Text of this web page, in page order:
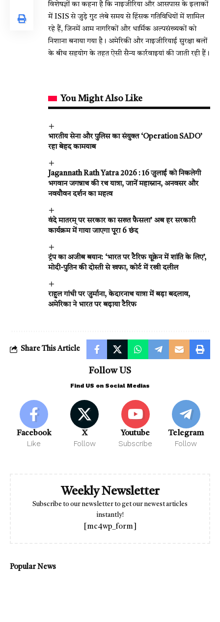
विशेषज्ञों का कहना है कि नाइजीरिया और आसपास के इलाकों
में ISIS से जुड़े गुट लंबे समय से हिंसक गतिविधियों में शामिल
रहे हैं, जिनमें आम नागरिकों और धार्मिक अल्पसंख्यकों को
निशाना बनाया गया है। अमेरिकी और नाइजीरियाई सुरक्षा बलों
के बीच सहयोग के तहत ऐसी सैन्य कार्रवाइयां की जाती रही हैं।
You Might Also Like
भारतीय सेना और पुलिस का संयुक्त ‘Operation SADO’
रहा बेहद कामयाब
Jagannath Rath Yatra 2026 : 16 जुलाई को निकलेगी
भगवान जगन्नाथ की रथ यात्रा, जानें महास्नान, अनवसर और
नवयौवन दर्शन का महत्व
वंदे मातरम् पर सरकार का सख्त फैसला’ अब हर सरकारी
कार्यक्रम में गाया जाएगा पूरा 6 छंद
ट्रंप का अजीब बयान: ‘भारत पर टैरिफ यूक्रेन में शांति के लिए’,
मोदी-पुतिन की दोस्ती से खफा, कोर्ट में रखी दलील
राहुल गांधी पर जुर्माना, केदारनाथ यात्रा में बड़ा बदलाव,
अमेरिका ने भारत पर बढ़ाया टैरिफ
Share This Article
Follow US
Find US on Social Medias
Facebook
Like
X
Follow
Youtube
Subscribe
Telegram
Follow
Weekly Newsletter
Subscribe to our newsletter to get our newest articles
instantly!
[mc4wp_form]
Popular News